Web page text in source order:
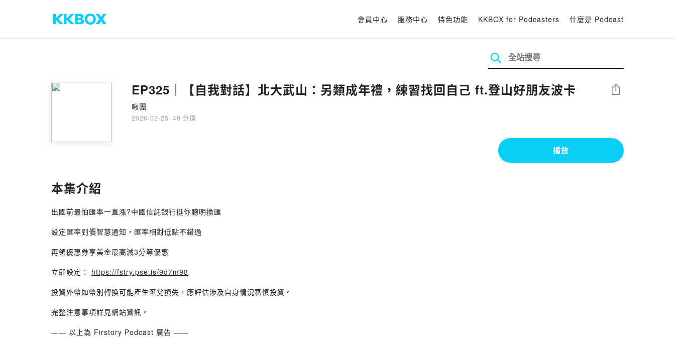
會員中心 服務中心 特色功能 KKBOX for Podcasters 什麼是 Podcast
EP325｜【自我對話】北大武山：另類成年禮，練習找回自己 ft.登山好朋友波卡
啾團
2026-02-25 · 49 分鐘
分享
播放
本集介紹
出國前最怕匯率一直漲?中國信託銀行挺你聰明換匯
設定匯率到價智慧通知，匯率相對低點不錯過
再領優惠券享美金最高減3分等優惠
立即設定： https://fstry.pse.is/9d7m98
投資外幣如幣別轉換可能產生匯兌損失，應評估涉及自身情況審慎投資。
完整注意事項詳見網站資訊。
—— 以上為 Firstory Podcast 廣告 ——